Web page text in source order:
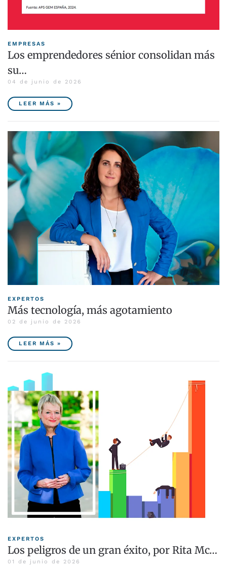
EMPRESAS
Los emprendedores sénior consolidan más
su…
04 de junio de 2026
LEER MÁS »
EXPERTOS
Más tecnología, más agotamiento
02 de junio de 2026
LEER MÁS »
EXPERTOS
Los peligros de un gran éxito, por Rita Mc…
01 de junio de 2026